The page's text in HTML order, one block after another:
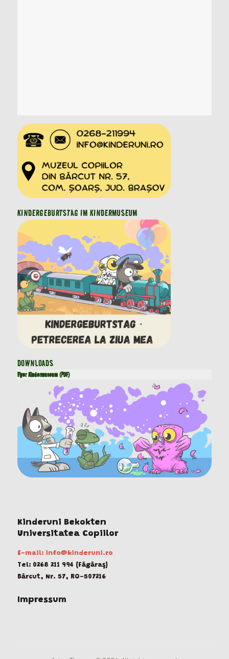
KINDERGEBURTSTAG IM KINDERMUSEUM
DOWNLOADS
Flyer Kindermuseum (PDF)
Kinderuni Bekokten
Universitatea Copiilor
E-mail: info@kinderuni.ro
Tel: 0268 211 994 (Făgăraş)
Bărcut, Nr. 57, RO-507216
Impressum